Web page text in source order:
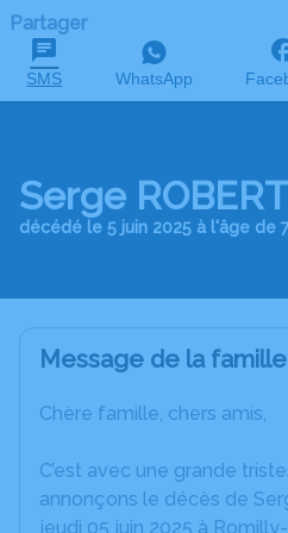
Partager
SMS WhatsApp
Serge ROBERT
décédé le 5 juin 2025 à l'âge de
Message de la famille
Chère famille, chers amis,
C’est avec une grande
annonçons le décès de
jeudi 05 juin 2025 à